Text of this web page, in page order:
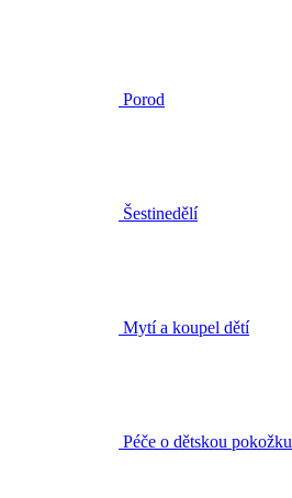
Porod
Šestinedělí
Mytí a koupel dětí
Péče o dětskou pokožku